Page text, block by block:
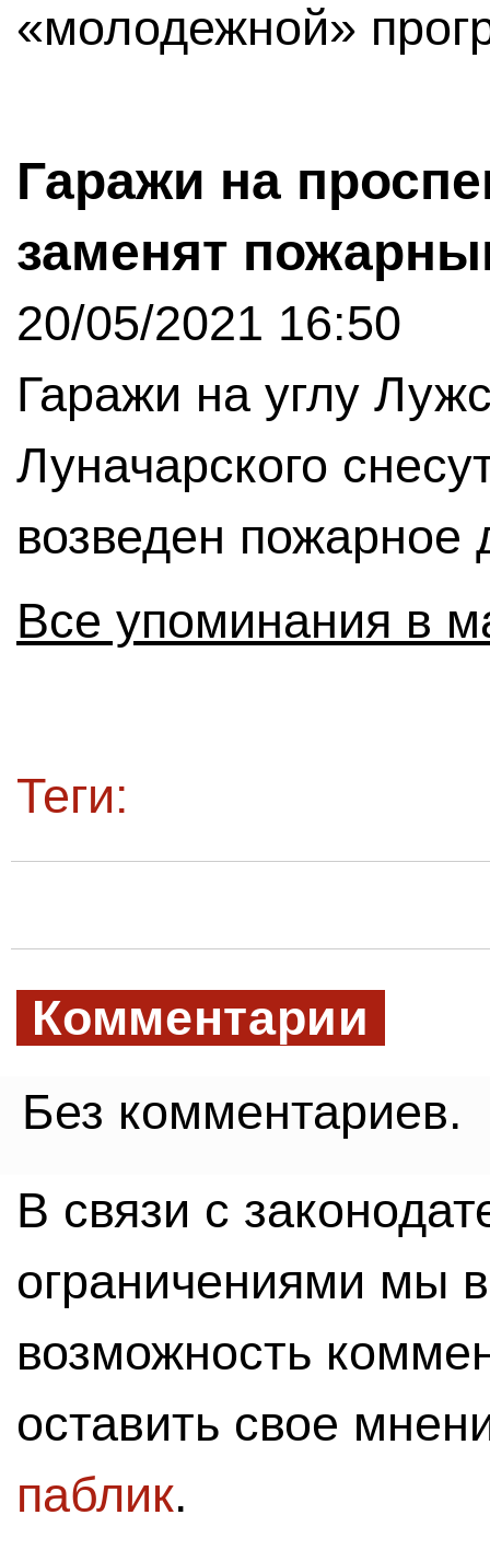
«молодежной»
Гаражи на
заменят
20/05/2021 16:50
Гаражи на углу
Луначарского
возведен пожарное
Все упоминания в
Теги:
Комментарии
Без комментариев.
В связи с
ограничениями мы
возможность
оставить свое
паблик.